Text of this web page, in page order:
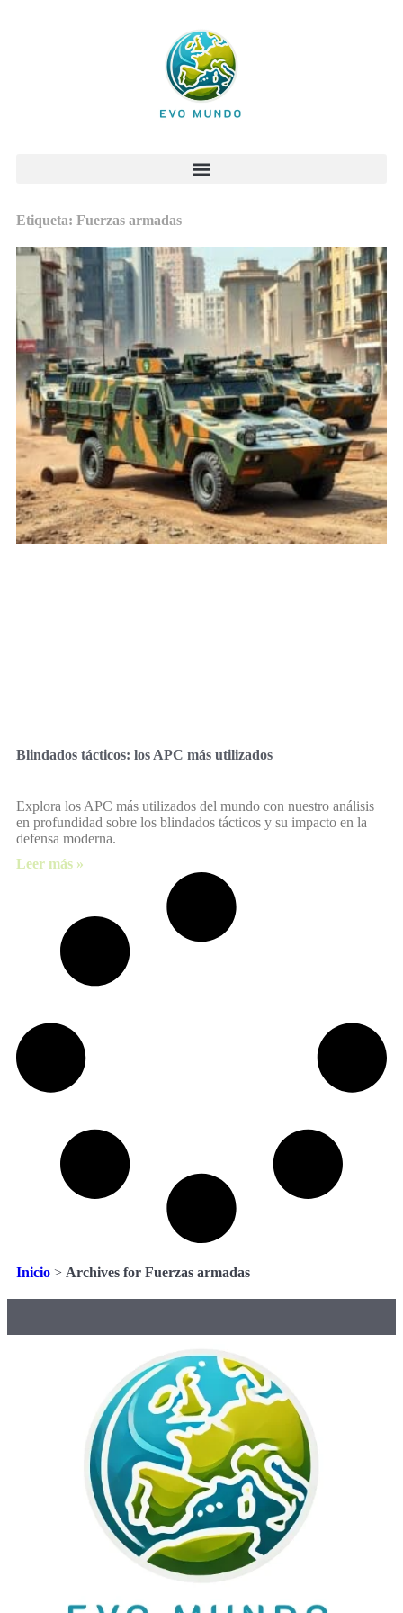
Etiqueta: Fuerzas armadas
Blindados tácticos: los APC más utilizados
Explora los APC más utilizados del mundo con nuestro análisis
en profundidad sobre los blindados tácticos y su impacto en la
defensa moderna.
Leer más »
Inicio > Archives for Fuerzas armadas